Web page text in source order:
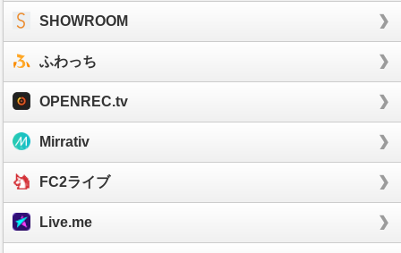
SHOWROOM
ふわっち
OPENREC.tv
Mirrativ
FC2ライブ
Live.me